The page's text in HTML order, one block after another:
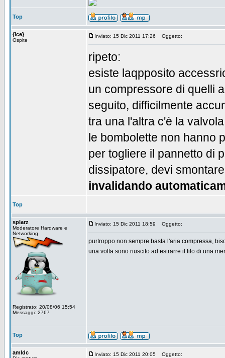
Top
{ice}
Ospite
Inviato: 15 Dic 2011 17:26 Oggetto:
ripeto:
esiste laqpposito
un compressore di quelli
seguito, difficilmente
tra una l'altra c'è la
le bombolette non hanno
per togliere il pannetto di
dissipatore, devi
invalidando
Top
splarz
Moderatore Hardware e
Networking
Registrato: 20/08/06 15:54
Messaggi: 2767
Inviato: 15 Dic 2011 18:59 Oggetto:
purtroppo non sempre basta l'aria compressa,
una volta sono riuscito ad estrarre il filo di una
Top
amldc Inviato: 15 Dic 2011 20:05 Oggetto: